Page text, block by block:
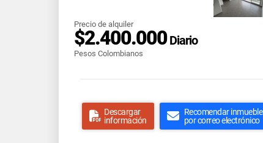
Precio de alquiler
$2.400.000Diario
Pesos Colombianos
Descargar
información
Recomendar inmueble
por correo electrónico